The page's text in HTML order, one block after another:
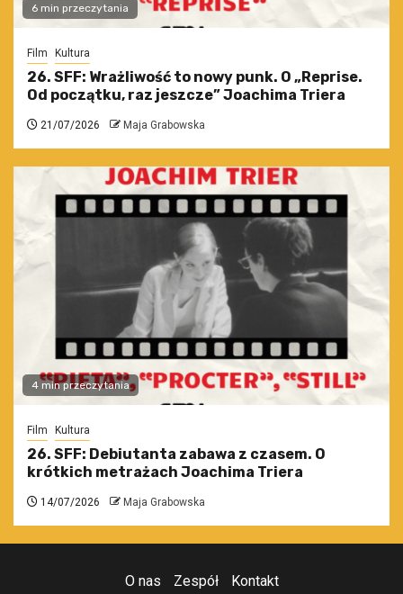
6 min przeczytania
Film Kultura
26. SFF: Wrażliwość to nowy punk. O „Reprise.
Od początku, raz jeszcze” Joachima Triera
21/07/2026 Maja Grabowska
4 min przeczytania
Film Kultura
26. SFF: Debiutanta zabawa z czasem. O
krótkich metrażach Joachima Triera
14/07/2026 Maja Grabowska
O nas Zespół Kontakt